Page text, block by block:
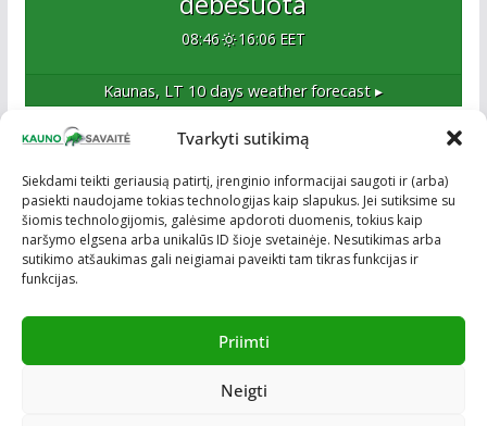
Tvarkyti sutikimą
Siekdami teikti geriausią patirtį, įrenginio informacijai saugoti ir (arba)
pasiekti naudojame tokias technologijas kaip slapukus. Jei sutiksime su
šiomis technologijomis, galėsime apdoroti duomenis, tokius kaip
naršymo elgsena arba unikalūs ID šioje svetainėje. Nesutikimas arba
sutikimo atšaukimas gali neigiamai paveikti tam tikras funkcijas ir
funkcijas.
Priimti
Neigti
08:46 16:06 EET
Kaunas, LT 10 days weather forecast ▸
Esame naujas Kaune, tačiau veržlus ir profesionalus
kolektyvas. Ne naujokai žiniasklaidoje. Į Kauną
žengiame tvirtai įsitikinę savo sėkme.
Visos teisės saugomos © ON MEDIA. Sukurta naudojant